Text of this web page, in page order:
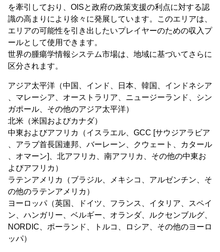
を牽引しており、OISと政府の政策支援の利点に対する認
識の高まりにより徐々に発展しています。このエリアは、
エリアの可能性を引き出したいプレイヤーのための収入プ
ールとして使用できます。
世界の腫瘍学情報システム市場は、地域に基づいてさらに
区分されます。
アジア太平洋（中国、インド、日本、韓国、インドネシア
、マレーシア、オーストラリア、ニュージーランド、シン
ガポール、その他のアジア太平洋）
北米（米国およびカナダ）
中東およびアフリカ（イスラエル、GCC [サウジアラビア
、アラブ首長国連邦、バーレーン、クウェート、カタール
、オマーン]、北アフリカ、南アフリカ、その他の中東お
よびアフリカ）
ラテンアメリカ（ブラジル、メキシコ、アルゼンチン、そ
の他のラテンアメリカ）
ヨーロッパ（英国、ドイツ、フランス、イタリア、スペイ
ン、ハンガリー、ベルギー、オランダ、ルクセンブルグ、
NORDIC、ポーランド、トルコ、ロシア、その他のヨーロ
ッパ）